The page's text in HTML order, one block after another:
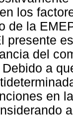
los
de la
presente
del
a
en